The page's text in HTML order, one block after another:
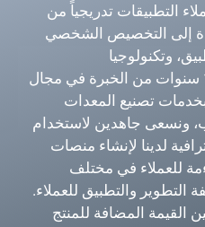
التطبيقات تدريجياً من
إلى التخصيص الشخصي
وتكنولوجيا
OneChassis. مع أكثر من 10 سنوات من الخبرة في مجال
تصنيع المعدات
ونسعى جاهدين لاستخدام
لدينا لإنشاء منصات
للعملاء في مختلف
التطوير والتطبيق للعملاء.
المضافة للمنتج